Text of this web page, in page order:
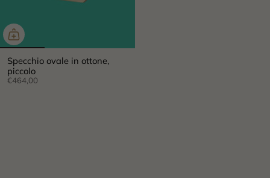
Specchio ovale in ottone,
piccolo
€464,00